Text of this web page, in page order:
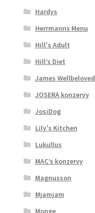
Hardys
Herrmanns Menu
Hill's Adult
Hill’s Diet
James Wellbeloved
JOSERA konzervy
JosiDog
Lily's Kitchen
Lukullus
MAC’s konzervy
Magnusson
Mjamjam
Monge